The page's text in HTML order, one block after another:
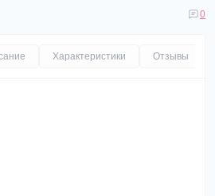
0
Характеристики Отзывы